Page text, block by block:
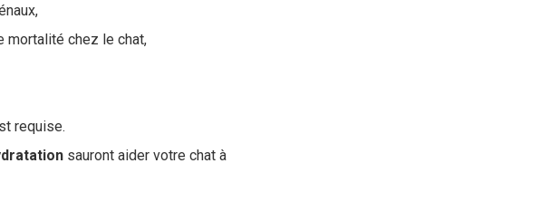
mortalité chez le chat,
requise.
sauront aider votre chat à